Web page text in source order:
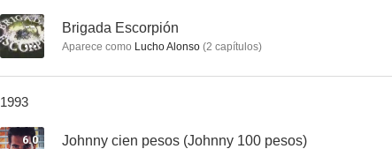
-- Brigada Escorpión
Aparece como Lucho Alonso (2 capítulos)
1993
6.0 Johnny cien pesos (Johnny 100 pesos)